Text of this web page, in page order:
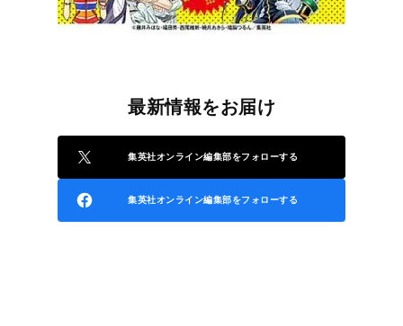
最新情報をお届け
集英社オンライン編集部をフォローする
集英社オンライン編集部をフォローする